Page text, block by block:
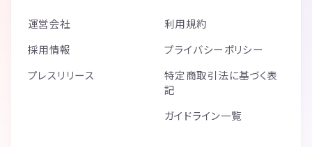
運営会社
採用情報
プレスリリース
利用規約
プライバシーポリシー
特定商取引法に基づく表
記
ガイドライン一覧